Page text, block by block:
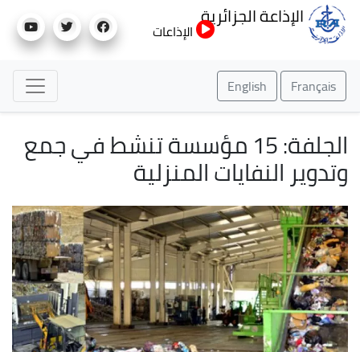
إلى
الإذاعة الجزائرية
الإذاعات
Français
English
الجلفة: 15 مؤسسة تنشط في جمع
وتدوير النفايات المنزلية